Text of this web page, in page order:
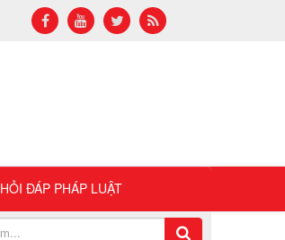
HỎI ĐÁP PHÁP LUẬT